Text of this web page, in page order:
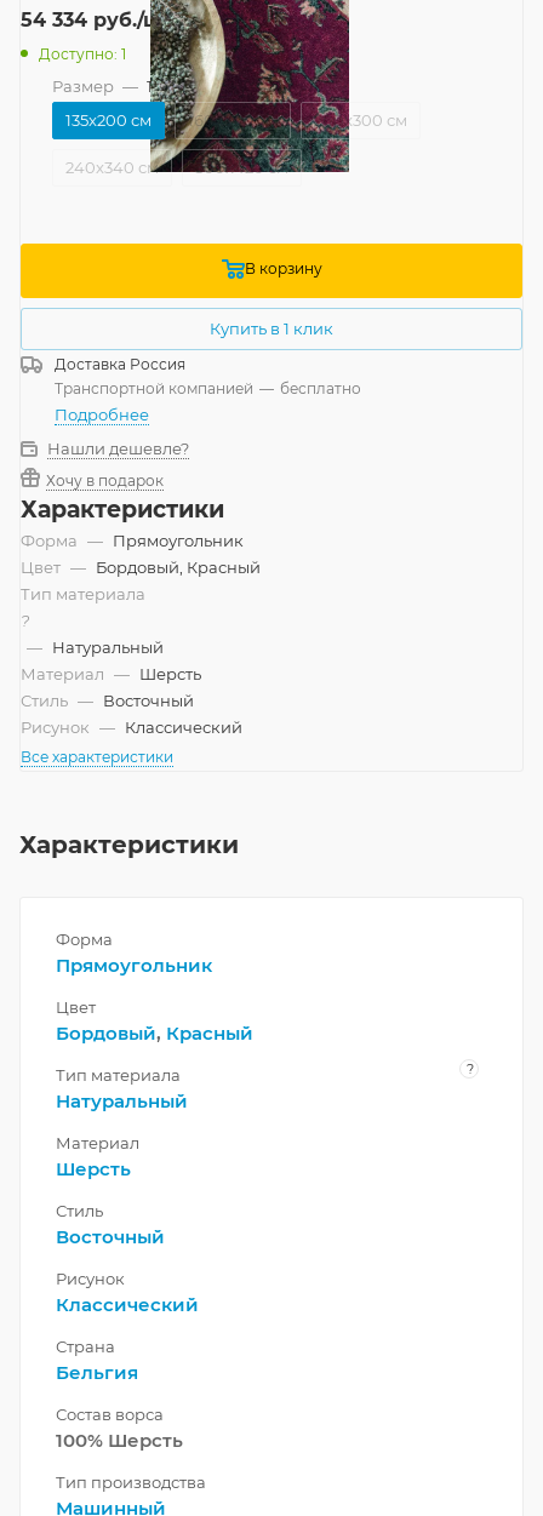
54 334 руб./шт
Доступно: 1
Размер — 135x200 см
135x200 см
160x240 см 200x300 см
240x340 см 300x420 см
В корзину
Купить в 1 клик
Доставка Россия
Транспортной компанией — бесплатно
Подробнее
Нашли дешевле?
Хочу в подарок
Характеристики
Форма — Прямоугольник
Цвет — Бордовый, Красный
Тип материала
?
— Натуральный
Материал — Шерсть
Стиль — Восточный
Рисунок — Классический
Все характеристики
Характеристики
Форма
Прямоугольник
Цвет
Бордовый, Красный
Тип материала ?
Натуральный
Материал
Шерсть
Стиль
Восточный
Рисунок
Классический
Страна
Бельгия
Состав ворса
100% Шерсть
Тип производства
Машинный